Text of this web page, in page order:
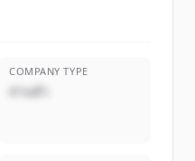
COMPANY TYPE
ส่วนตัว